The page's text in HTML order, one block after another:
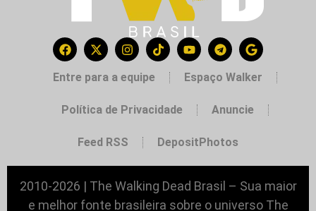
Entre para a equipe Espaço Walker
Política de Privacidade Anuncie
Feed RSS DepositPhotos
2010-2026 | The Walking Dead Brasil – Sua maior
e melhor fonte brasileira sobre o universo The